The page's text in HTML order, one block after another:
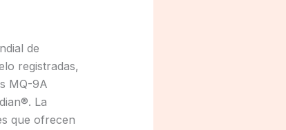
de
registradas,
MQ-9A
La
que ofrecen